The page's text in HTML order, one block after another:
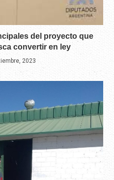
del proyecto que
convertir en ley
2023